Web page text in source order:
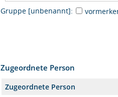
Gruppe [unbenannt]:
Zugeordnete Person
Zugeordnete Person